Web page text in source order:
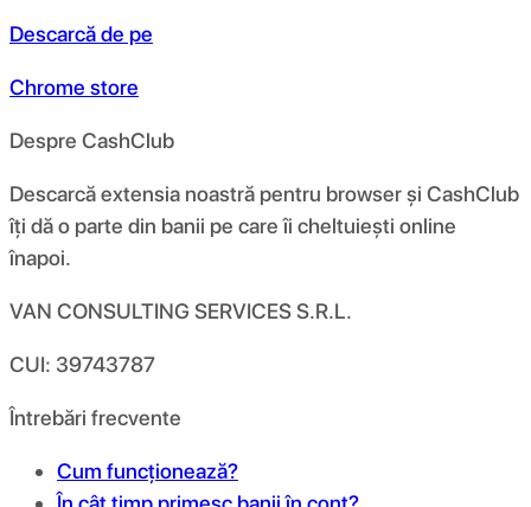
Descarcă de pe
Chrome store
Despre CashClub
Descarcă extensia noastră pentru browser și CashClub
îți dă o parte din banii pe care îi cheltuiești online
înapoi.
VAN CONSULTING SERVICES S.R.L.
CUI: 39743787
Întrebări frecvente
Cum funcționează?